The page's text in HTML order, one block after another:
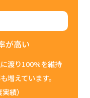
が高い
渡り100%を維持
増えています。
績）